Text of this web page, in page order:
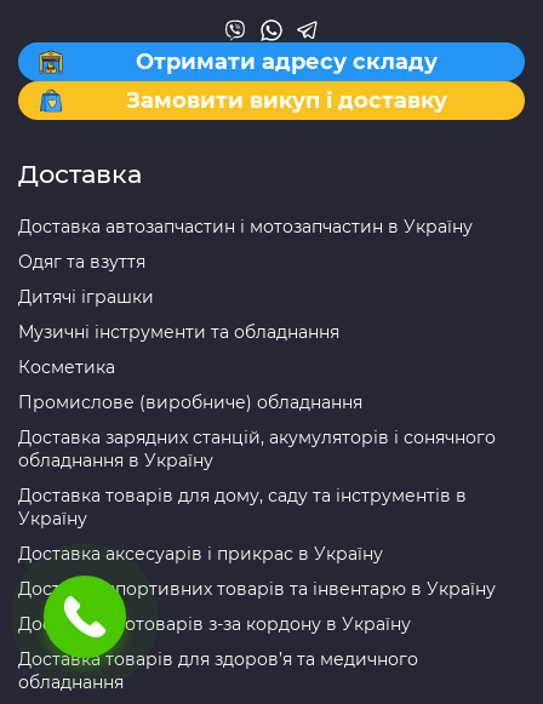
Отримати адресу складу
Замовити викуп і доставку
Доставка
Доставка автозапчастин і мотозапчастин в Україну
Одяг та взуття
Дитячі іграшки
Музичні інструменти та обладнання
Косметика
Промислове (виробниче) обладнання
Доставка зарядних станцій, акумуляторів і сонячного
обладнання в Україну
Доставка товарів для дому, саду та інструментів в
Україну
Доставка аксесуарів і прикрас в Україну
Доставка спортивних товарів та інвентарю в Україну
Доставка зоотоварів з-за кордону в Україну
Доставка товарів для здоров’я та медичного
обладнання